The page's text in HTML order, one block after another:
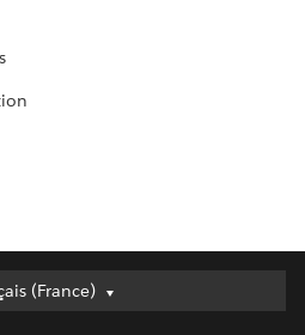
(France)
(France)